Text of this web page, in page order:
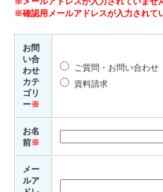
※確認用メールアドレスが入力されて
お問
い合
わせ
カテ
ゴリ
ー※
ご質問・お問い合わせ
資料請求
お名
前※
メー
ルア